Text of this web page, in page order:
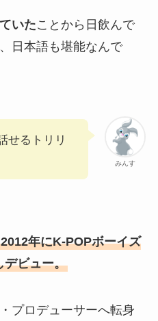
いたことから日飲んで
日本語も堪能なんで
みんす
せるトリリ
2012年にK-POPボーイズ
デビュー。
プロデューサーへ転身